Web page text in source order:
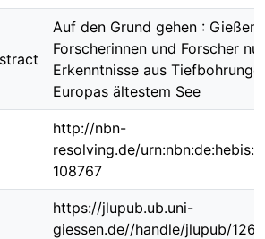
Auf den Grund gehen :
Forscherinnen und Forscher
Erkenntnisse aus
Europas ältestem See
http://nbn-
resolving.de/
108767
https://jlupub.ub.uni-
giessen.de//handle/jlupub/1268